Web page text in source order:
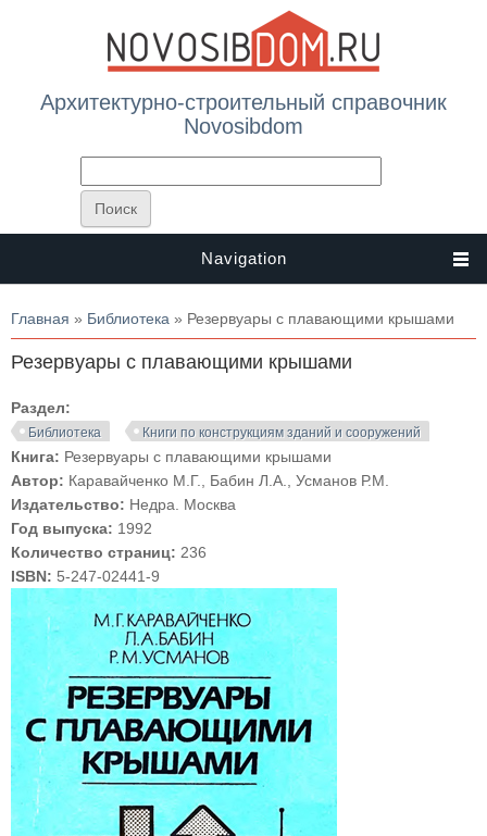
Архитектурно-строительный справочник
Novosibdom
Navigation
Вы здесь
Главная » Библиотека » Резервуары с плавающими крышами
Резервуары с плавающими крышами
Раздел:
Библиотека Книги по конструкциям зданий и сооружений
Книга: Резервуары с плавающими крышами
Автор: Каравайченко М.Г., Бабин Л.А., Усманов Р.М.
Издательство: Недра. Москва
Год выпуска: 1992
Количество страниц: 236
ISBN: 5-247-02441-9